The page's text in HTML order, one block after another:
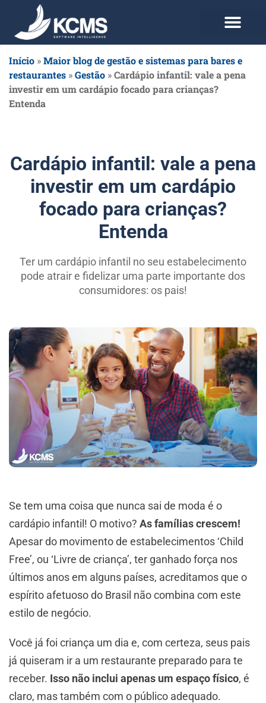
Início »Maior blog de gestão e sistemas para bares e
restaurantes »Gestão »Cardápio infantil: vale a pena
investir em um cardápio focado para crianças?
Entenda
Cardápio infantil: vale a pena
investir em um cardápio
focado para crianças?
Entenda
Ter um cardápio infantil no seu estabelecimento
pode atrair e fidelizar uma parte importante dos
consumidores: os pais!
Se tem uma coisa que nunca sai de moda é o
cardápio infantil! O motivo? As famílias crescem!
Apesar do movimento de estabelecimentos ‘Child
Free’, ou ‘Livre de criança’, ter ganhado força nos
últimos anos em alguns países, acreditamos que o
espírito afetuoso do Brasil não combina com este
estilo de negócio.
Você já foi criança um dia e, com certeza, seus pais
já quiseram ir a um restaurante preparado para te
receber. Isso não inclui apenas um espaço físico, é
claro, mas também com o público adequado.